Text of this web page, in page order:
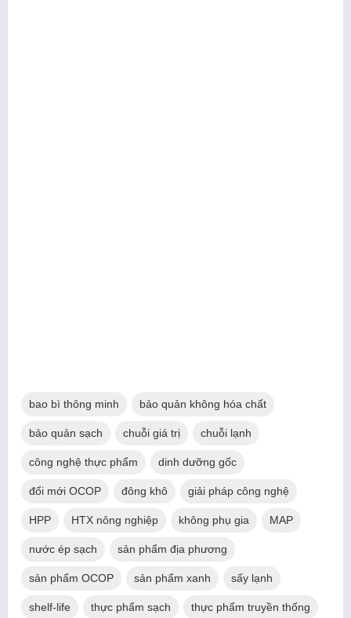
bao bì thông minh bảo quản không hóa chất
bảo quản sạch chuỗi giá trị chuỗi lạnh
công nghệ thực phẩm dinh dưỡng gốc
đổi mới OCOP đông khô giải pháp công nghệ
HPP HTX nông nghiệp không phụ gia MAP
nước ép sạch sản phẩm địa phương
sản phẩm OCOP sản phẩm xanh sấy lạnh
shelf-life thực phẩm sạch thực phẩm truyền thống